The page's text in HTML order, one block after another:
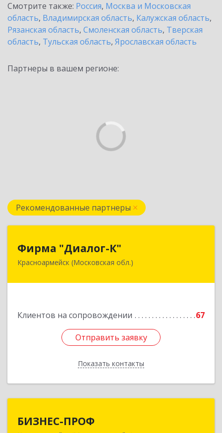
Смотрите также: Россия, Москва и Московская
область, Владимирская область, Калужская область,
Рязанская область, Смоленская область, Тверская
область, Тульская область, Ярославская область
Партнеры в вашем регионе:
Рекомендованные партнеры
Фирма "Диалог-К"
Красноармейск (Московская обл.)
Клиентов на сопровождении 67
Отправить заявку
Показать контакты
141292, Московская обл, Красноармейск г,
Отправить заявку
Назад
БИЗНЕС-ПРОФ